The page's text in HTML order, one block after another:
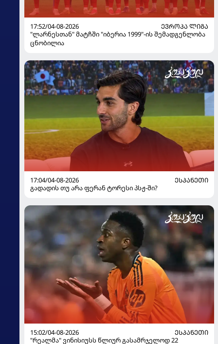
17:52/04-08-2026
ᲔᲕᲠᲝᲞᲐ ᲚᲘᲒᲐ
"ლარნესთან" მატჩში "იბერია 1999"-ის შემადგენლობა
ცნობილია
17:04/04-08-2026
ᲔᲡᲞᲐᲜᲔᲗᲘ
გადადის თუ არა ფერან ტორესი პსჟ-ში?
15:02/04-08-2026
ᲔᲡᲞᲐᲜᲔᲗᲘ
"რეალმა" ვინისიუსს წლიურ გასამრჯელოდ 22